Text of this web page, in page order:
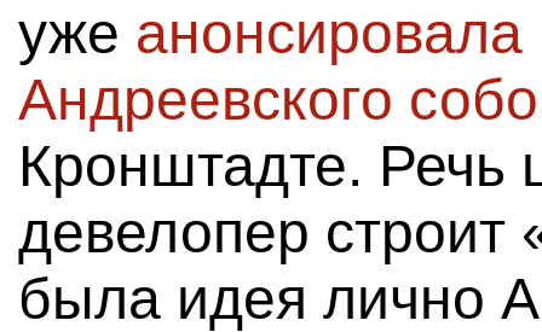
уже анонсировала
Андреевского
Кронштадте. Речь
девелопер строит
была идея лично